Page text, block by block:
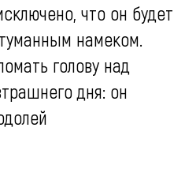
что он будет
намеком.
голову над
дня: он